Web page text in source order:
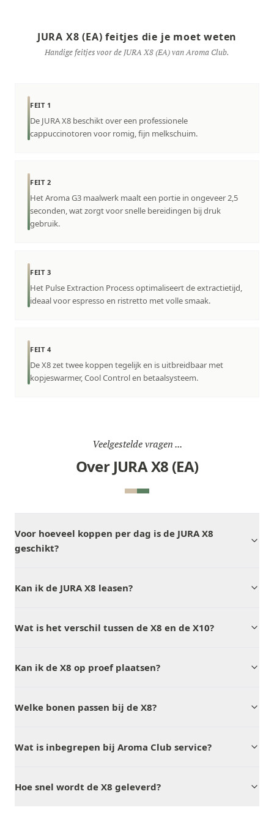
JURA X8 (EA) feitjes die je moet weten
Handige feitjes voor de JURA X8 (EA) van Aroma Club.
FEIT 1
De JURA X8 beschikt over een professionele
cappuccinotoren voor romig, fijn melkschuim.
FEIT 2
Het Aroma G3 maalwerk maalt een portie in ongeveer 2,5
seconden, wat zorgt voor snelle bereidingen bij druk
gebruik.
FEIT 3
Het Pulse Extraction Process optimaliseert de extractietijd,
ideaal voor espresso en ristretto met volle smaak.
FEIT 4
De X8 zet twee koppen tegelijk en is uitbreidbaar met
kopjeswarmer, Cool Control en betaalsysteem.
Veelgestelde vragen ...
Over JURA X8 (EA)
Voor hoeveel koppen per dag is de JURA X8
geschikt?
Kan ik de JURA X8 leasen?
Wat is het verschil tussen de X8 en de X10?
Kan ik de X8 op proef plaatsen?
Welke bonen passen bij de X8?
Wat is inbegrepen bij Aroma Club service?
Hoe snel wordt de X8 geleverd?